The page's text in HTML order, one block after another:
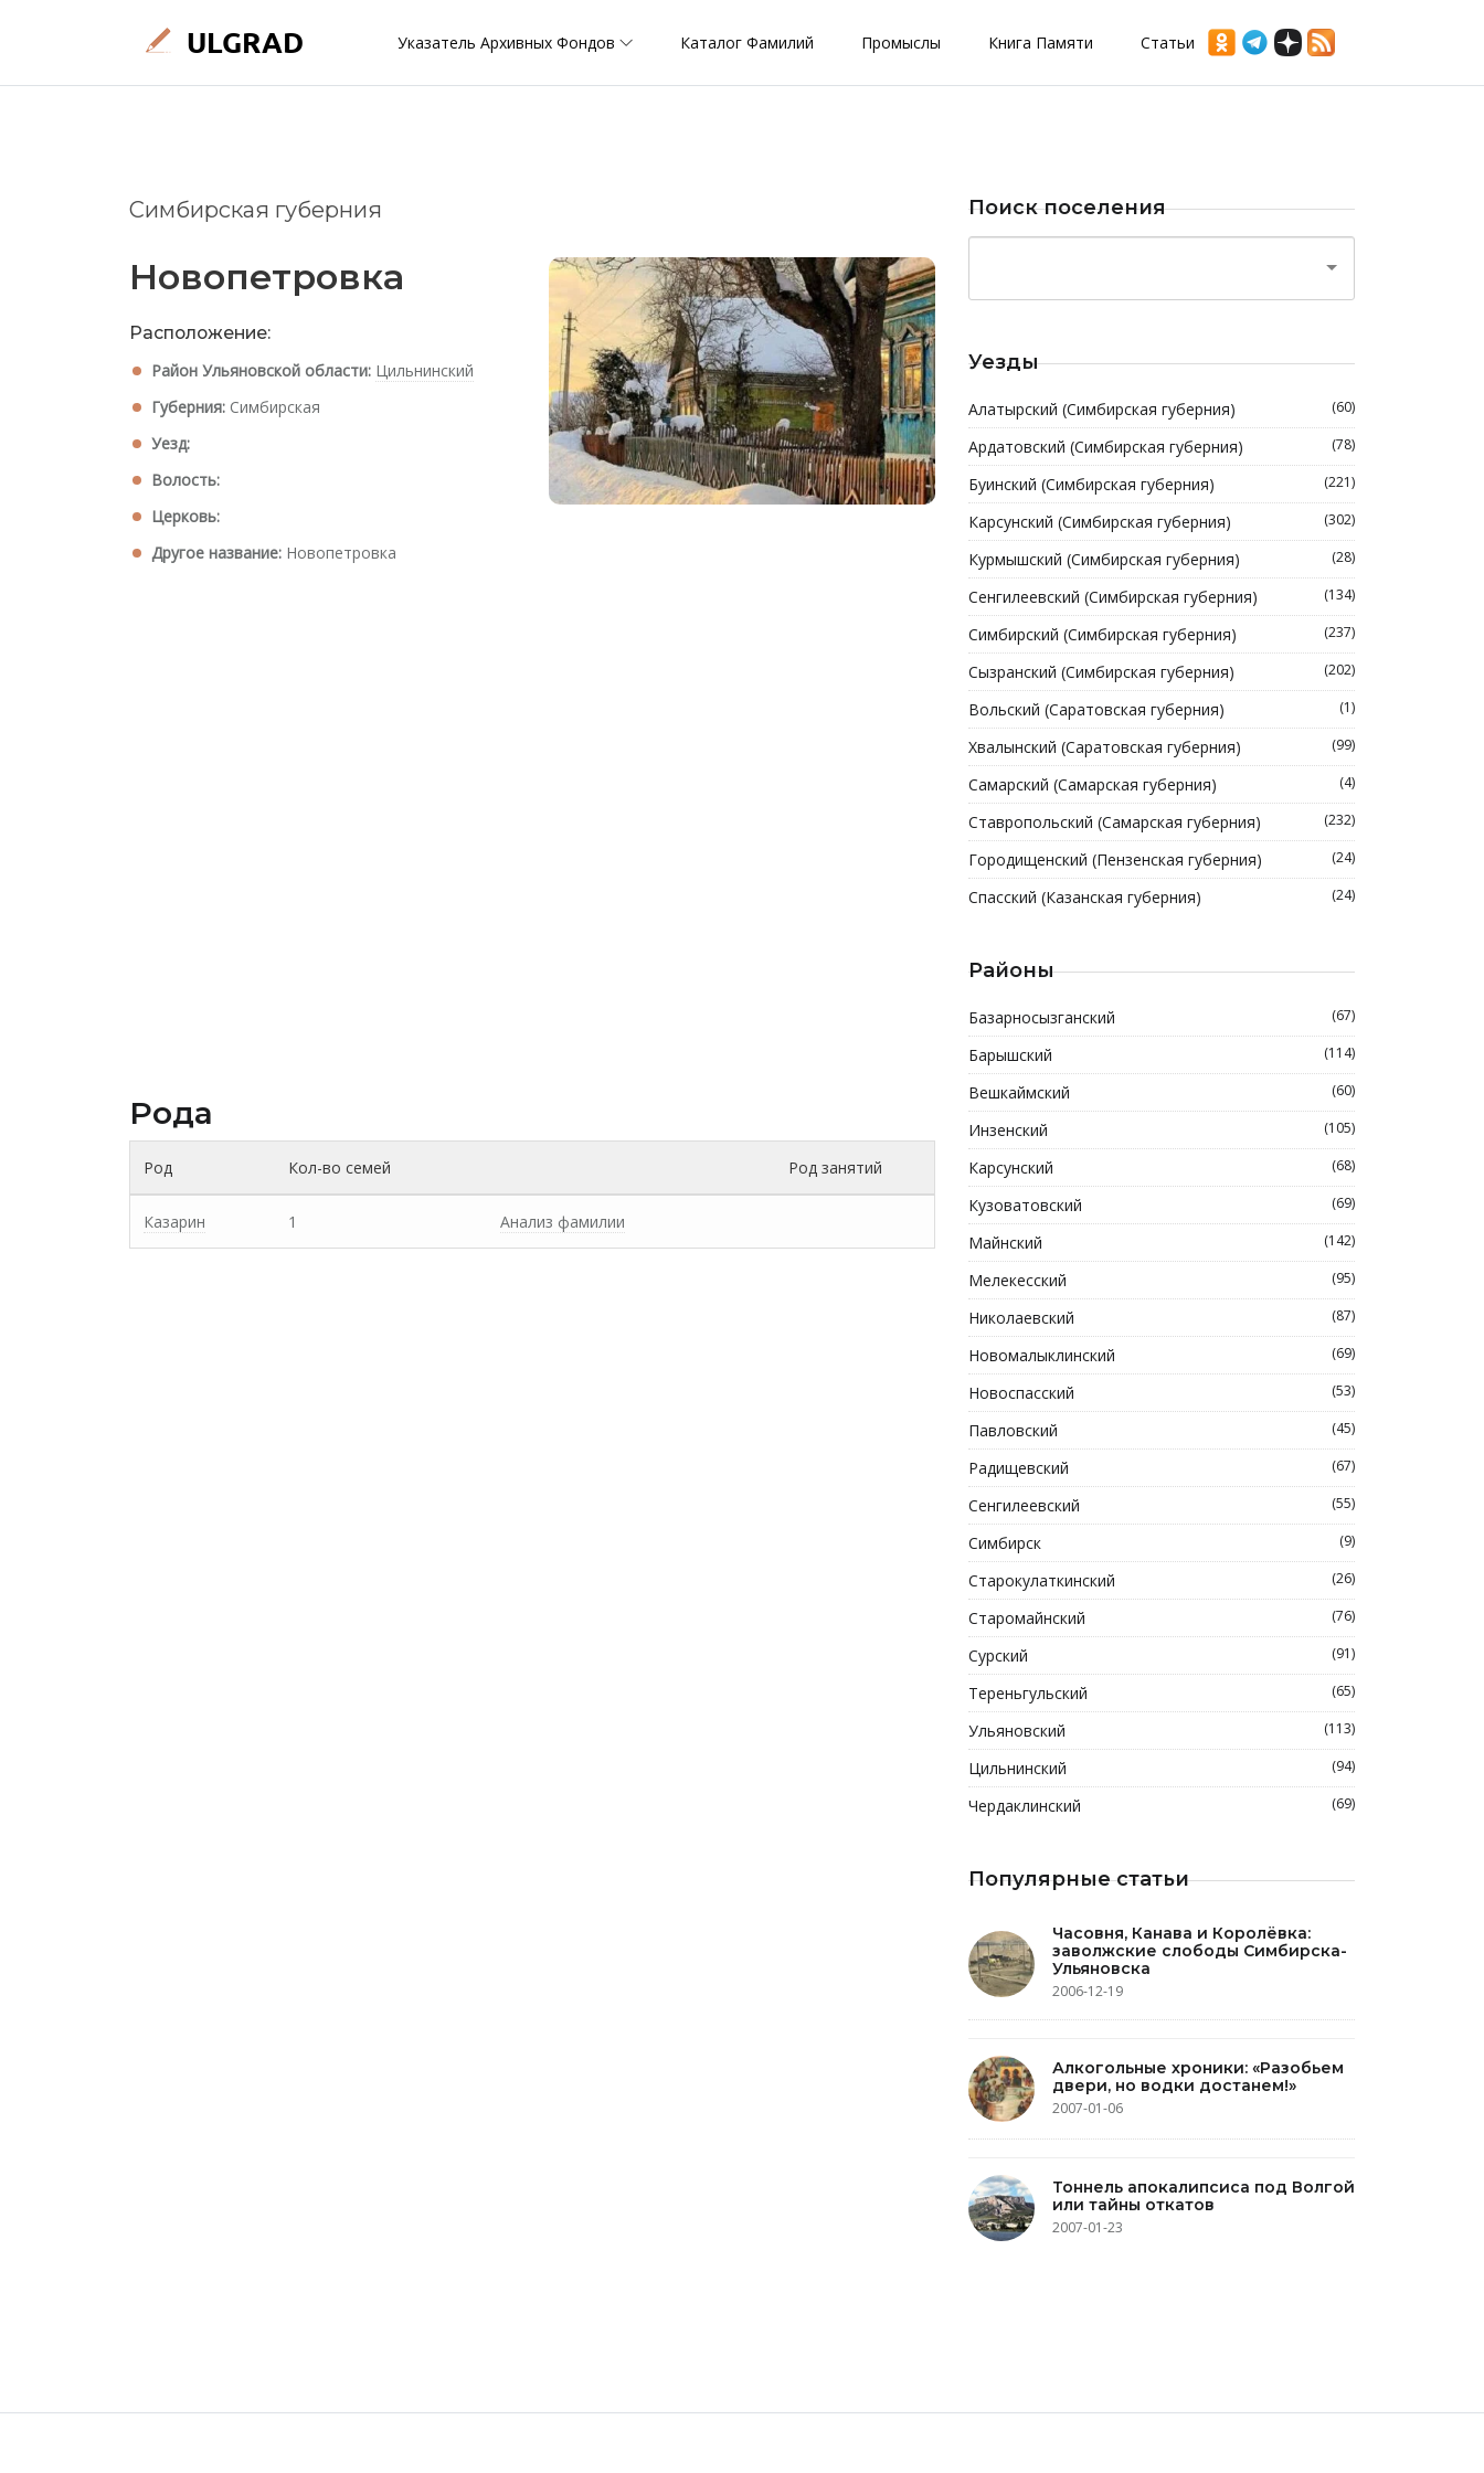
Указатель Архивных Фондов Каталог Фамилий Промыслы Книга Памяти Статьи
Симбирская губерния
Новопетровка
Расположение:
Район Ульяновской области: Цильнинский
Губерния: Симбирская
Уезд:
Волость:
Церковь:
Другое название: Новопетровка
Рода
Род Кол-во семей Род занятий
Казарин 1 Анализ фамилии
Поиск поселения
Уезды
Алатырский (Симбирская губерния) (60)
Ардатовский (Симбирская губерния) (78)
Буинский (Симбирская губерния) (221)
Карсунский (Симбирская губерния) (302)
Курмышский (Симбирская губерния) (28)
Сенгилеевский (Симбирская губерния) (134)
Симбирский (Симбирская губерния) (237)
Сызранский (Симбирская губерния) (202)
Вольский (Саратовская губерния) (1)
Хвалынский (Саратовская губерния) (99)
Самарский (Самарская губерния) (4)
Ставропольский (Самарская губерния) (232)
Городищенский (Пензенская губерния) (24)
Спасский (Казанская губерния) (24)
Районы
Базарносызганский (67)
Барышский (114)
Вешкаймский (60)
Инзенский (105)
Карсунский (68)
Кузоватовский (69)
Майнский (142)
Мелекесский (95)
Николаевский (87)
Новомалыклинский (69)
Новоспасский (53)
Павловский (45)
Радищевский (67)
Сенгилеевский (55)
Симбирск (9)
Старокулаткинский (26)
Старомайнский (76)
Сурский (91)
Тереньгульский (65)
Ульяновский (113)
Цильнинский (94)
Чердаклинский (69)
Популярные статьи
Часовня, Канава и Королёвка:
заволжские слободы Симбирска-
Ульяновска
2006-12-19
Алкогольные хроники: «Разобьем
двери, но водки достанем!»
2007-01-06
Тоннель апокалипсиса под Волгой
или тайны откатов
2007-01-23